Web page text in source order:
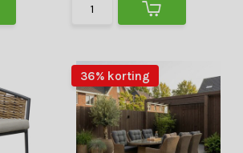
36% korting